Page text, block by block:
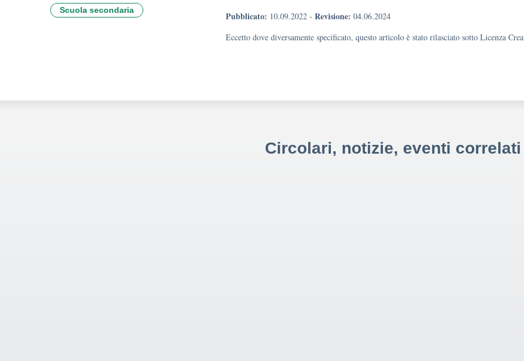
Pubblicato: 10.09.2022 - Revisione: 04.06.2024
Eccetto dove diversamente specificato, questo articolo è stato rilasciato sotto Licenza
Scuola secondaria
Circolari, notizie, eventi correlati